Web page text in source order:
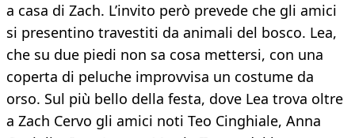
a casa di Zach. L’invito però prevede che gli amici
si presentino travestiti da animali del bosco. Lea,
che su due piedi non sa cosa mettersi, con una
coperta di peluche improvvisa un costume da
orso. Sul più bello della festa, dove Lea trova oltre
a Zach Cervo gli amici noti Teo Cinghiale, Anna